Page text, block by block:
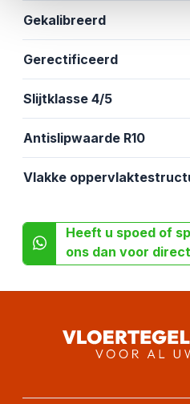
Gekalibreerd
Gerectificeerd
Slijtklasse 4/5
Antislipwaarde R10
Vlakke
Heeft u spoed of
ons dan voor